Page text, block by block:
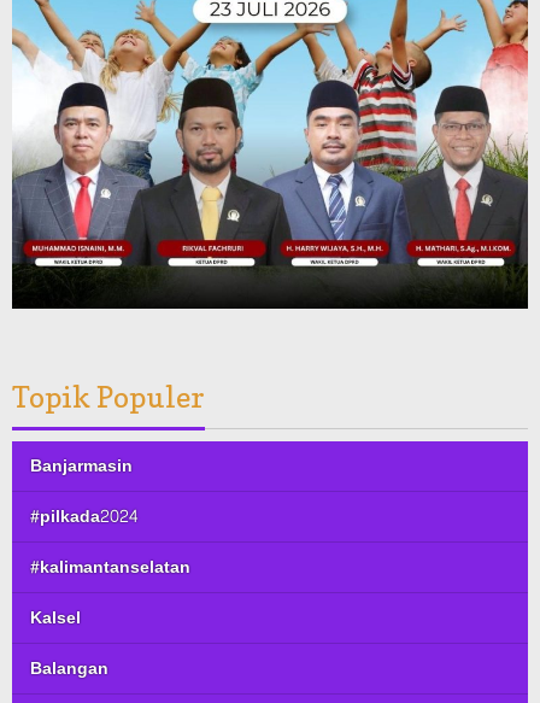
Topik Populer
Banjarmasin
#pilkada2024
#kalimantanselatan
Kalsel
Balangan